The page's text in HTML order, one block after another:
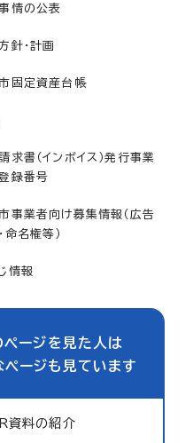
情の公表
針・計画
固定資産台帳
求書（インボイス）発行事業
録番号
事業者向け募集情報（広告
命名権等）
情報
ページを見た人は
ページも見ています
資料の紹介